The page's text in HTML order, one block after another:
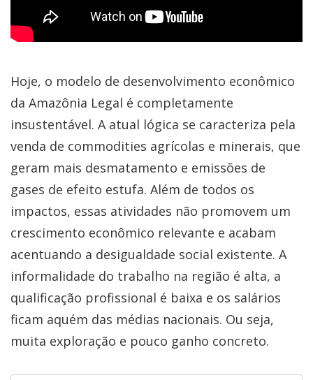
Hoje, o modelo de desenvolvimento econômico
da Amazônia Legal é completamente
insustentável. A atual lógica se caracteriza pela
venda de commodities agrícolas e minerais, que
geram mais desmatamento e emissões de
gases de efeito estufa. Além de todos os
impactos, essas atividades não promovem um
crescimento econômico relevante e acabam
acentuando a desigualdade social existente. A
informalidade do trabalho na região é alta, a
qualificação profissional é baixa e os salários
ficam aquém das médias nacionais. Ou seja,
muita exploração e pouco ganho concreto.